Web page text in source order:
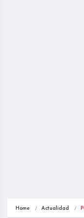
Home Actualidad